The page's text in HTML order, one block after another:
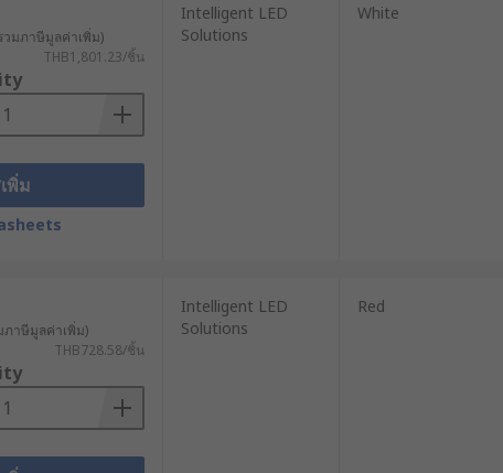
with installation.
Note - check the datasheet for
LED strip is. If you require LED
your LED strip light to be
end of the rating. Most often,
วมภาษีมูลค่าเพิ่ม)
THB1,801.23/ชิ้น
เพิ่ม
Intelligent LED
Solutions
White
ภาษีมูลค่าเพิ่ม)
THB728.58/ชิ้น
Intelligent LED
Solutions
Red